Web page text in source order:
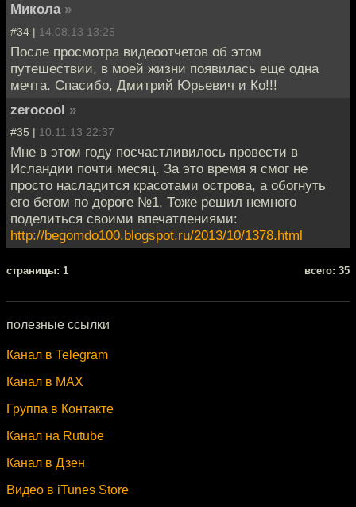
Микола »
#34 | 14.08.13 13:25
После просмотра видеоотчетов об этом
путешествии, в моей жизни появилась еще одна
мечта. Спасибо, Дмитрий Юрьевич и Ко!!!
zerocool »
#35 | 10.11.13 22:37
Мне в этом году посчастливилось провести в
Исландии почти месяц. За это время я смог не
просто насладится красотами острова, а обогнуть
его бегом по дороге №1. Тоже решил немного
поделиться своими впечатлениями:
http://begomdo100.blogspot.ru/2013/10/1378.html
cтраницы: 1 всего: 35
полезные ссылки
Канал в Telegram
Канал в MAX
Группа в Контакте
Канал на Rutube
Канал в Дзен
Видео в iTunes Store